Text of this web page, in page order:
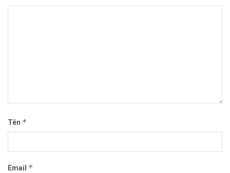
Tên *
Email *